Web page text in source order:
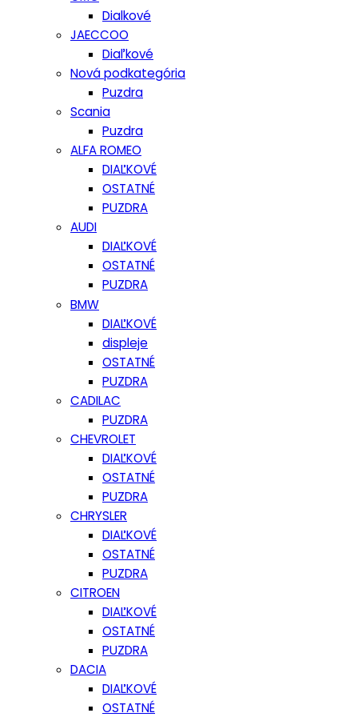
Dialkové
JAECCOO
Diaľkové
Nová podkategória
Puzdra
Scania
Puzdra
ALFA ROMEO
DIAĽKOVÉ
OSTATNÉ
PUZDRA
AUDI
DIAĽKOVÉ
OSTATNÉ
PUZDRA
BMW
DIAĽKOVÉ
displeje
OSTATNÉ
PUZDRA
CADILAC
PUZDRA
CHEVROLET
DIAĽKOVÉ
OSTATNÉ
PUZDRA
CHRYSLER
DIAĽKOVÉ
OSTATNÉ
PUZDRA
CITROEN
DIAĽKOVÉ
OSTATNÉ
PUZDRA
DACIA
DIAĽKOVÉ
OSTATNÉ